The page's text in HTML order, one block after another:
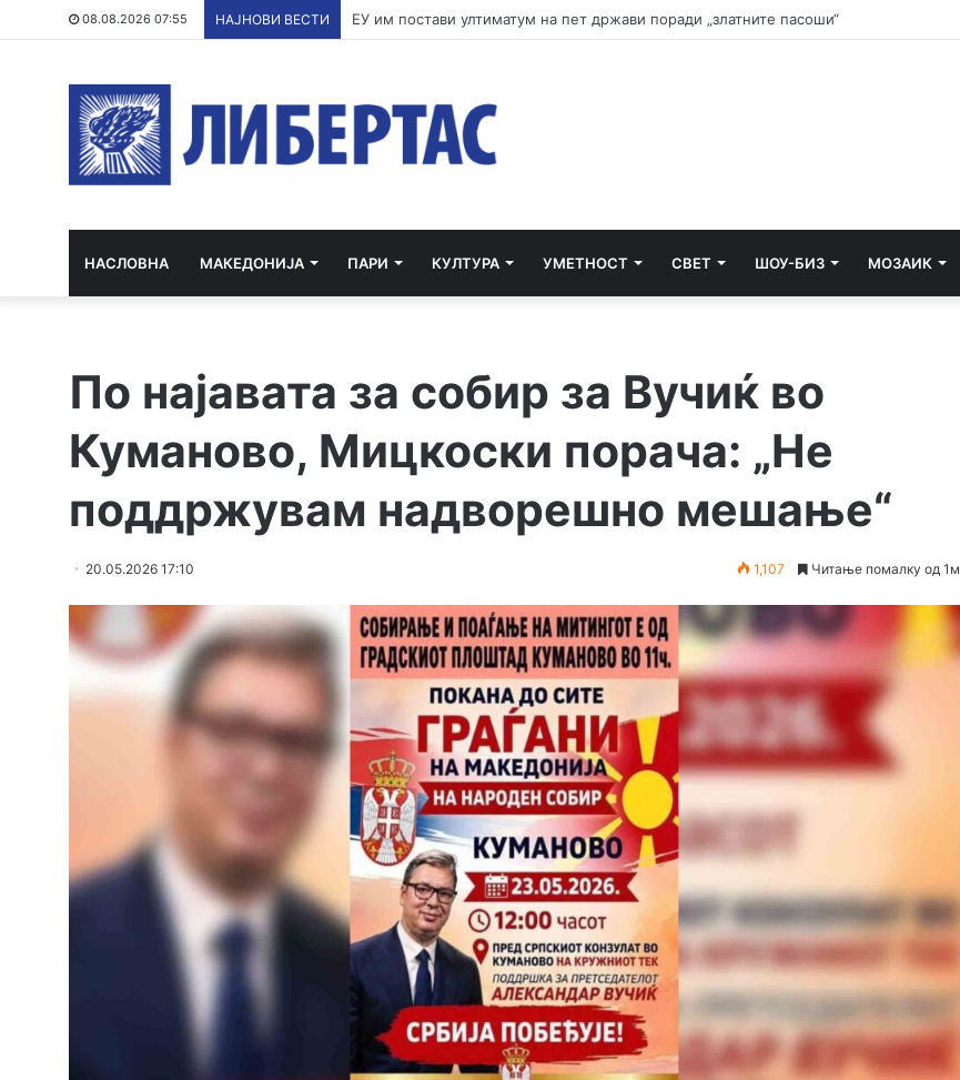
08.08.2026 07:55 НАЈНОВИ ВЕСТИ По речиси 30 години почнува судењето за убиството на Тупак Шакур
НАСЛОВНА МАКЕДОНИЈА ПАРИ КУЛТУРА УМЕТНОСТ СВЕТ ШОУ-БИЗ МОЗАИК
По најавата за собир за Вучиќ во
Куманово, Мицкоски порача: „Не
поддржувам надворешно мешање“
20.05.2026 17:10 1,107 Читање помалку од 1м